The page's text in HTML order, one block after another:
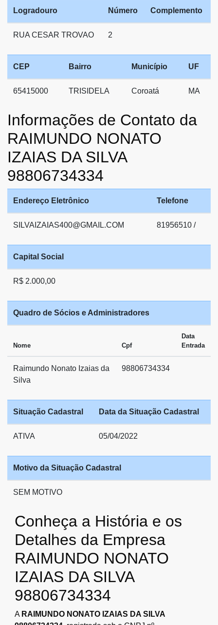
Logradouro Número Complemento
RUA CESAR TROVAO 2
CEP Bairro Município UF
65415000 TRISIDELA Coroatá MA
Informações de Contato da
RAIMUNDO NONATO
IZAIAS DA SILVA
98806734334
Endereço Eletrônico Telefone
SILVAIZAIAS400@GMAIL.COM 81956510 /
Capital Social
R$ 2.000,00
Quadro de Sócios e Administradores
Nome Cpf
Data
Entrada
Raimundo Nonato Izaias da
Silva
98806734334
Situação Cadastral Data da Situação Cadastral
ATIVA 05/04/2022
Motivo da Situação Cadastral
SEM MOTIVO
Conheça a História e os
Detalhes da Empresa
RAIMUNDO NONATO
IZAIAS DA SILVA
98806734334
A RAIMUNDO NONATO IZAIAS DA SILVA